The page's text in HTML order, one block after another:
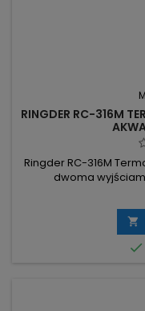
RINGDER RC-316M
Ringder RC-316M
dwoma
podświetlanym LCD,
akwarium lub płycie
0,1°C – szeroki
Dwa wyjścia (grzanie/

